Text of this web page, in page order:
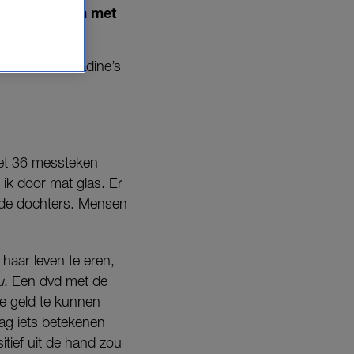
manier om met
Nadine’s
36 messteken
ik door mat glas. Er
dochters. Mensen
leven te eren,
. Een dvd met de
geld te kunnen
iets betekenen
uit de hand zou